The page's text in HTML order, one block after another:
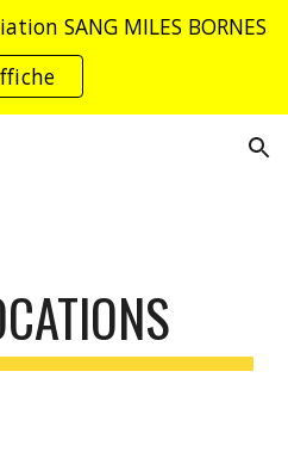
SANG MILES BORNES